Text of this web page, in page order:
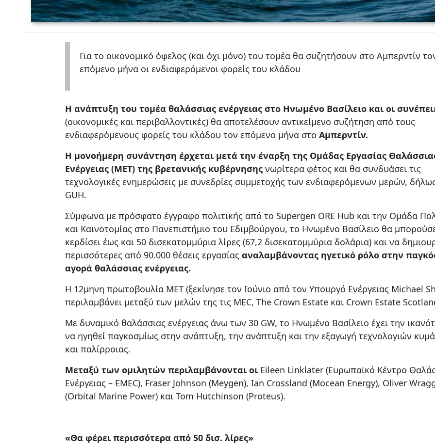
Για το οικονομικό όφελος (και όχι μόνο) του τομέα θα συζητήσουν στο Αμπερντίν
επόμενο μήνα οι ενδιαφερόμενοι φορείς του κλάδου
Η ανάπτυξη του τομέα θαλάσσιας ενέργειας στο Ηνωμένο Βασίλειο και οι
(οικονομικές και περιβαλλοντικές) θα αποτελέσουν αντικείμενο συζήτηση από τους
ενδιαφερόμενους φορείς του κλάδου τον επόμενο μήνα στο Αμπερντίν.
Η μονοήμερη συνάντηση έρχεται μετά την έναρξη της Ομάδας Εργασίας
Ενέργειας (MET) της βρετανικής κυβέρνησης νωρίτερα φέτος και θα συνδυάσει τις
τεχνολογικές ενημερώσεις με συνεδρίες συμμετοχής των ενδιαφερόμενων μερών,
GUH.
Σύμφωνα με πρόσφατο έγγραφο πολιτικής από το Supergen ORE Hub και την Ομάδα
και Καινοτομίας στο Πανεπιστήμιο του Εδιμβούργου, το Ηνωμένο Βασίλειο θα
κερδίσει έως και 50 δισεκατομμύρια λίρες (67,2 δισεκατομμύρια δολάρια) και να
περισσότερες από 90.000 θέσεις εργασίας αναλαμβάνοντας ηγετικό ρόλο στην
αγορά θαλάσσιας ενέργειας.
Η 12μηνη πρωτοβουλία MET (ξεκίνησε τον Ιούνιο από τον Υπουργό Ενέργειας Michael
περιλαμβάνει μεταξύ των μελών της τις MEC, The Crown Estate και Crown Estate
Με δυναμικό θαλάσσιας ενέργειας άνω των 30 GW, το Ηνωμένο Βασίλειο έχει την
να ηγηθεί παγκοσμίως στην ανάπτυξη, την ανάπτυξη και την εξαγωγή τεχνολογιών
και παλίρροιας.
Μεταξύ των ομιλητών περιλαμβάνονται οι Eileen Linklater (Ευρωπαϊκό Κέντρο
Ενέργειας – EMEC), Fraser Johnson (Meygen), Ian Crossland (Mocean Energy), Oliver
(Orbital Marine Power) και Tom Hutchinson (Proteus).
«Θα φέρει περισσότερα από 50 δισ. λίρες»